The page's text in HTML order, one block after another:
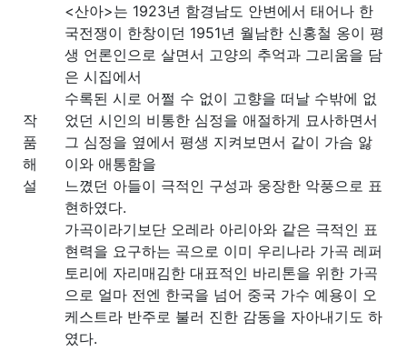
작
품
해
설
<산아>는 1923년 함경남도 안변에서 태어나 한
국전쟁이 한창이던 1951년 월남한 신홍철 옹이 평
생 언론인으로 살면서 고양의 추억과 그리움을 담
은 시집에서
수록된 시로 어쩔 수 없이 고향을 떠날 수밖에 없
었던 시인의 비통한 심정을 애절하게 묘사하면서
그 심정을 옆에서 평생 지켜보면서 같이 가슴 앓
이와 애통함을
느꼈던 아들이 극적인 구성과 웅장한 악풍으로 표
현하였다.
가곡이라기보단 오레라 아리아와 같은 극적인 표
현력을 요구하는 곡으로 이미 우리나라 가곡 레퍼
토리에 자리매김한 대표적인 바리톤을 위한 가곡
으로 얼마 전엔 한국을 넘어 중국 가수 예용이 오
케스트라 반주로 불러 진한 감동을 자아내기도 하
였다.